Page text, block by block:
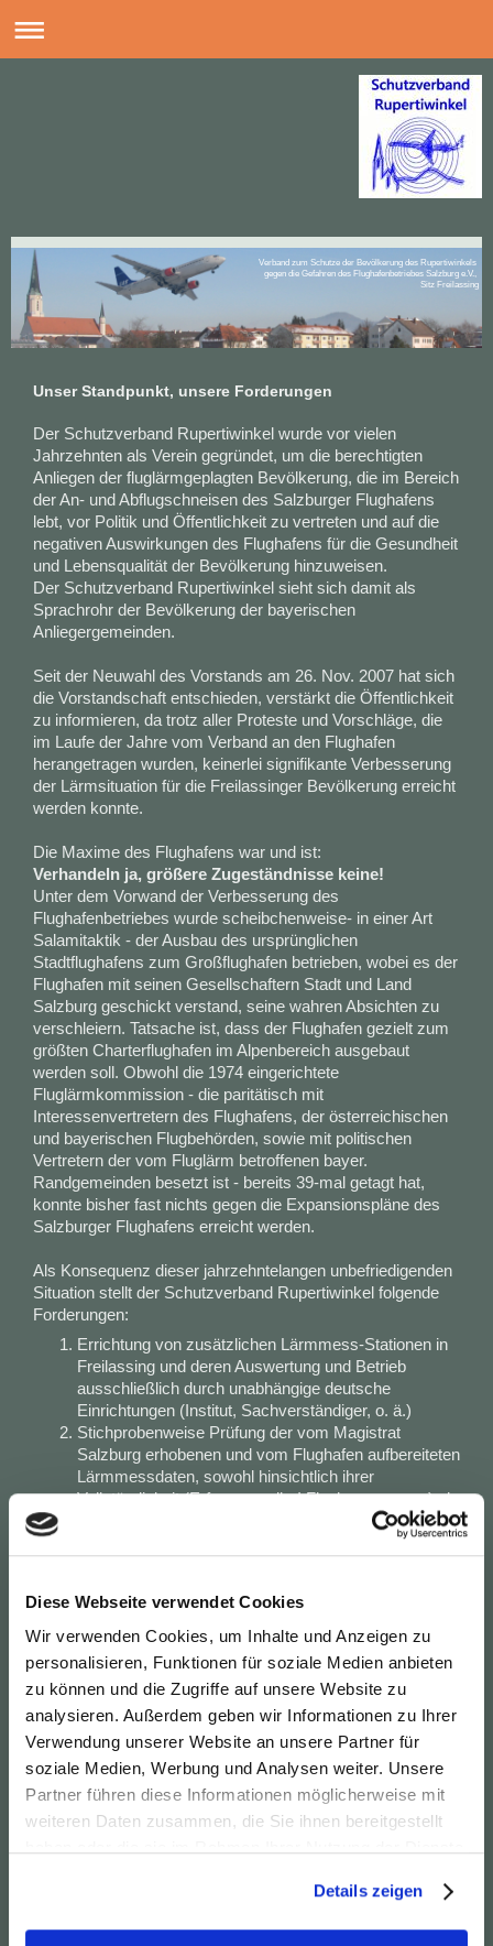
Diese Webseite verwendet Cookies
Wir verwenden Cookies, um Inhalte und Anzeigen zu
personalisieren, Funktionen für soziale Medien anbieten
zu können und die Zugriffe auf unsere Website zu
analysieren. Außerdem geben wir Informationen zu Ihrer
Verwendung unserer Website an unsere Partner für
soziale Medien, Werbung und Analysen weiter. Unsere
Partner führen diese Informationen möglicherweise mit
weiteren Daten zusammen, die Sie ihnen bereitgestellt
Details zeigen
Verband zum Schutze der Bevölkerung des Rupertiwinkels
gegen die Gefahren des Flughafenbetriebes Salzburg e.V.,
Sitz Freilassing
Unser Standpunkt, unsere Forderungen
Der Schutzverband Rupertiwinkel wurde vor vielen
Jahrzehnten als Verein gegründet, um die berechtigten
Anliegen der fluglärmgeplagten Bevölkerung, die im Bereich
der An- und Abflugschneisen des Salzburger Flughafens
lebt, vor Politik und Öffentlichkeit zu vertreten und auf die
negativen Auswirkungen des Flughafens für die Gesundheit
und Lebensqualität der Bevölkerung hinzuweisen.
Der Schutzverband Rupertiwinkel sieht sich damit als
Sprachrohr der Bevölkerung der bayerischen
Anliegergemeinden.
Seit der Neuwahl des Vorstands am 26. Nov. 2007 hat sich
die Vorstandschaft entschieden, verstärkt die Öffentlichkeit
zu informieren, da trotz aller Proteste und Vorschläge, die
im Laufe der Jahre vom Verband an den Flughafen
herangetragen wurden, keinerlei signifikante Verbesserung
der Lärmsituation für die Freilassinger Bevölkerung erreicht
werden konnte.
Die Maxime des Flughafens war und ist:
Verhandeln ja, größere Zugeständnisse keine!
Unter dem Vorwand der Verbesserung des
Flughafenbetriebes wurde scheibchenweise- in einer Art
Salamitaktik - der Ausbau des ursprünglichen
Stadtflughafens zum Großflughafen betrieben, wobei es der
Flughafen mit seinen Gesellschaftern Stadt und Land
Salzburg geschickt verstand, seine wahren Absichten zu
verschleiern. Tatsache ist, dass der Flughafen gezielt zum
größten Charterflughafen im Alpenbereich ausgebaut
werden soll. Obwohl die 1974 eingerichtete
Fluglärmkommission - die paritätisch mit
Interessenvertretern des Flughafens, der österreichischen
und bayerischen Flugbehörden, sowie mit politischen
Vertretern der vom Fluglärm betroffenen bayer.
Randgemeinden besetzt ist - bereits 39-mal getagt hat,
konnte bisher fast nichts gegen die Expansionspläne des
Salzburger Flughafens erreicht werden.
Als Konsequenz dieser jahrzehntelangen unbefriedigenden
Situation stellt der Schutzverband Rupertiwinkel folgende
Forderungen:
Errichtung von zusätzlichen Lärmmess-Stationen in
Freilassing und deren Auswertung und Betrieb
ausschließlich durch unabhängige deutsche
Einrichtungen (Institut, Sachverständiger, o. ä.)
Stichprobenweise Prüfung der vom Magistrat
Salzburg erhobenen und vom Flughafen aufbereiteten
Lärmmessdaten, sowohl hinsichtlich ihrer
Vollständigkeit (Erfassung aller! Flugbewegungen) als
Bekanntgabe der Gesamtzahl der Flugbewegungen
sondern auch der Allgemeinen Luftfahrt (Business-
und Corporate-Jets, Frachtflüge, etc.) mit Angabe
des jeweiligen MTOW.
Überprüfung der von Austro Control GmbH geübten
Praxis der dauernden Betriebsrichtungswechsel der
Piste 34/16 durch das Luftfahrt-Bundesamt im
Hinblick auf die Sicherheit, insbesondere in
Anbetracht der Tatsache, dass Anflug- und
Abflugwege einander über der Stadt Freilassing
kreuzen.
Kritische Prüfung der Auswirkungen des geplanten
weiteren Ausbaus der Kapazitäten des Flughafens
Flughafenerweiterung wurde beim